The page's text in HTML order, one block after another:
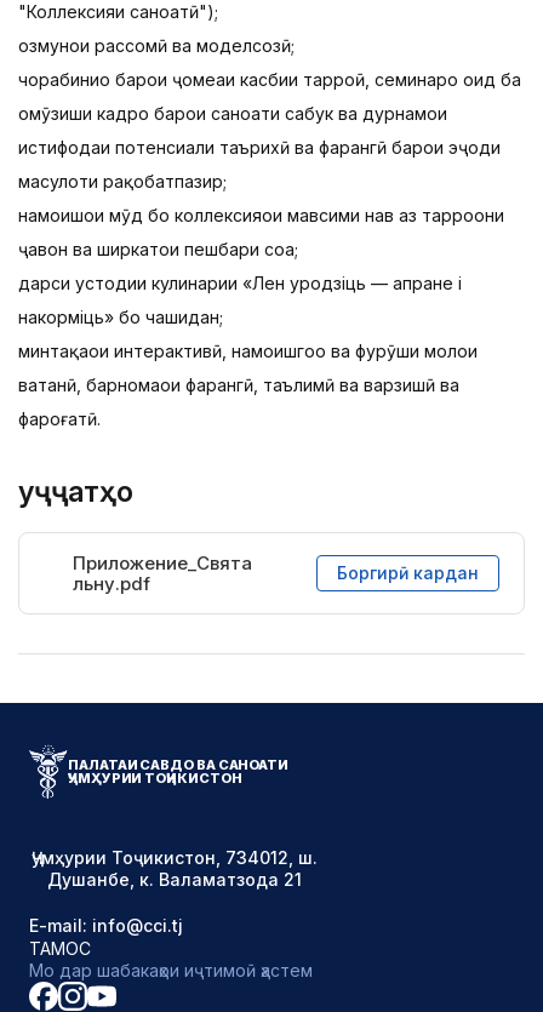
"Коллексияи саноатӣ");
озмунҳои рассомӣ ва моделсозӣ;
чорабиниҳо барои ҷомеаи касбии тарроҳӣ, семинарҳо оид ба
омӯзиши кадрҳо барои саноати сабук ва дурнамои
истифодаи потенсиали таърихӣ ва фарҳангӣ барои эҷоди
маҳсулоти рақобатпазир;
намоишҳои мӯд бо коллексияҳои мавсими нав аз тарроҳони
ҷавон ва ширкатҳои пешбари соҳа;
дарси устодии кулинарии «Лен уродзiць — апране i
накормiць» бо чашидан;
минтақаҳои интерактивӣ, намоишгоҳҳо ва фурӯши молҳои
ватанӣ, барномаҳои фарҳангӣ, таълимӣ ва варзишӣ ва
фароғатӣ.
Ҳуҷҷатҳо
Приложение_Свята
льну.pdf
Боргирӣ кардан
ПАЛАТАИ САВДО ВА САНОАТИ
ҶУМҲУРИИ ТОҶИКИСТОН
Ҷумҳурии Тоҷикистон, 734012, ш.
Душанбе, к. Валаматзода 21
E-mail: info@cci.tj
ТАМОС
Мо дар шабакаҳои иҷтимоӣ ҳастем